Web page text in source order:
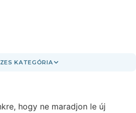
KATEGÓRIA
hogy ne maradjon le új